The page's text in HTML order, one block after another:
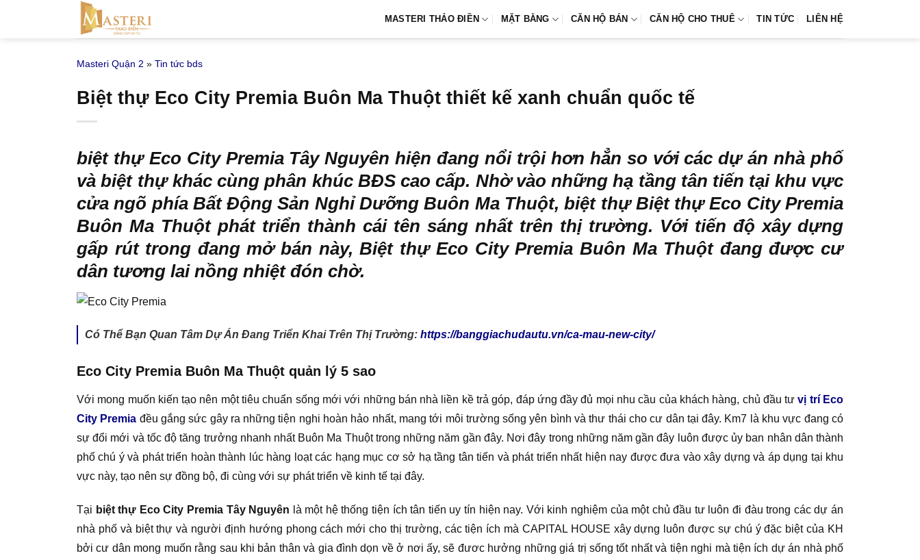
MASTERI THẢO ĐIỀN MẶT BẰNG CĂN HỘ BÁN CĂN HỘ CHO THUÊ TIN TỨC LIÊN HỆ
Masteri Quận 2 » Tin tức bds
Biệt thự Eco City Premia Buôn Ma Thuột thiết kế xanh chuẩn quốc tế
biệt thự Eco City Premia Tây Nguyên hiện đang nổi trội hơn hẳn so với các dự án nhà phố
và biệt thự khác cùng phân khúc BĐS cao cấp. Nhờ vào những hạ tầng tân tiến tại khu vực
cửa ngõ phía Bất Động Sản Nghỉ Dưỡng Buôn Ma Thuột, biệt thự Biệt thự Eco City Premia
Buôn Ma Thuột phát triển thành cái tên sáng nhất trên thị trường. Với tiến độ xây dựng
gấp rút trong đang mở bán này, Biệt thự Eco City Premia Buôn Ma Thuột đang được cư
dân tương lai nồng nhiệt đón chờ.
Có Thể Bạn Quan Tâm Dự Án Đang Triển Khai Trên Thị Trường: https://banggiachudautu.vn/ca-mau-new-city/
Eco City Premia Buôn Ma Thuột quản lý 5 sao
Với mong muốn kiến tạo nên một tiêu chuẩn sống mới với những bán nhà liền kề trả góp, đáp ứng đầy đủ mọi nhu cầu của khách hàng, chủ đầu tưvị trí Eco
City Premia đều gắng sức gây ra những tiện nghi hoàn hảo nhất, mang tới môi trường sống yên bình và thư thái cho cư dân tại đây. Km7 là khu vực đang có
sự đổi mới và tốc độ tăng trưởng nhanh nhất Buôn Ma Thuột trong những năm gần đây. Nơi đây trong những năm gần đây luôn được ủy ban nhân dân thành
phố chú ý và phát triển hoàn thành lúc hàng loạt các hạng mục cơ sở hạ tầng tân tiến và phát triển nhất hiện nay được đưa vào xây dựng và áp dụng tại khu
vực này, tạo nên sự đồng bộ, đi cùng với sự phát triển về kinh tế tại đây.
Tại biệt thự Eco City Premia Tây Nguyên là một hệ thống tiện ích tân tiến uy tín hiện nay. Với kinh nghiệm của một chủ đầu tư luôn đi đàu trong các dự án
nhà phố và biệt thự và người định hướng phong cách mới cho thị trường, các tiện ích mà CAPITAL HOUSE xây dựng luôn được sự chú ý đặc biệt của KH
bởi cư dân mong muốn rằng sau khi bản thân và gia đình dọn về ở nơi ấy, sẽ đươc hưởng những giá trị sống tốt nhất và tiện nghi mà tiện ích dự án nhà phố